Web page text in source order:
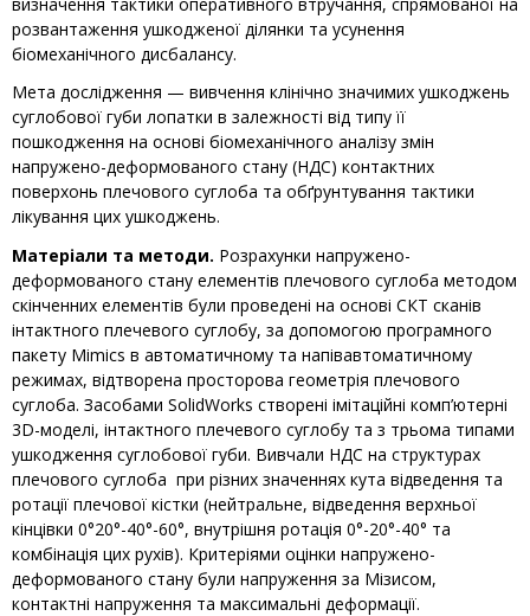
розвантаження ушкодженої ділянки та усунення
біомеханічного дисбалансу.
Мета дослідження — вивчення клінічно значимих ушкоджень
суглобової губи лопатки в залежності від типу її
пошкодження на основі біомеханічного аналізу змі­н
напружено-деформованого стану (НДС) контактних
поверхонь плечового суглоба та обґрунтування тактики
лікування цих ушкоджень.
Матеріали та методи. Розрахунки напружено-
деформованого стану елементів плечового суглоба методом
скінченних елементів були проведені на основі СКТ сканів
інтактного плечевого суглобу, за допомогою програмного
пакету Mimics в автоматичному та напівавтоматичному
режимах, відтворена просторова геометрія плечового
суглоба. Засобами SolidWorks створені імітаційні комп’ютерні
3D-моделі, інтактного плечевого суглобу та з трьома типами
ушкодження суглобової губи. Вивчали НДС на структурах
плечового суглоба при різних значеннях кута відведення та
ротації плечової кістки (нейтральне, відведення верхньої
кінцівки 0°20°-40°-60°, внутрішня ротація 0°-20°-40° та
комбінація цих рухів). Критеріями оцінки напружено-
деформованого стану були напруження за Мізисом,
контактні напруження та максимальні деформації.